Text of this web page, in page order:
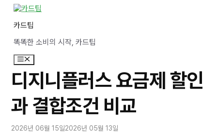
카드팁
똑똑한 소비의 시작, 카드팁
메
뉴
디지니플러스 요금제 할인
과 결합조건 비교
2026년 06월 15일2026년 05월 13일